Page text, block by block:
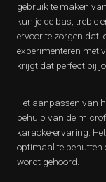
gebruik te maken
kun je de bas, treble
ervoor te zorgen dat
experimenteren met
krijgt dat perfect bij
Het aanpassen van
behulp van de
karaoke-ervaring.
optimaal te benutten
wordt gehoord.